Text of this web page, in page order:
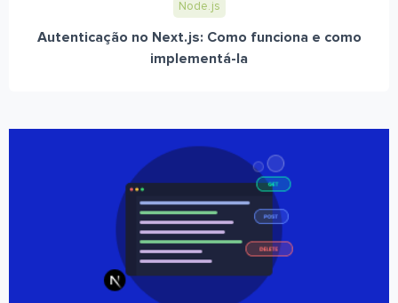
Node.js
Autenticação no Next.js: Como funciona e como
implementá-la